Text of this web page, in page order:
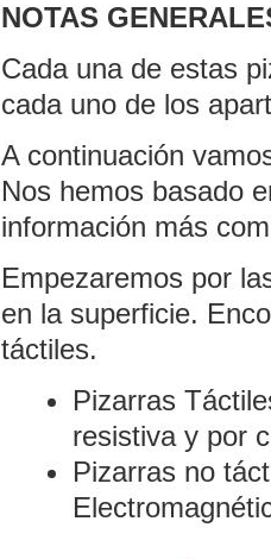
NOTAS
Cada una de estas
cada uno de los
A continuación
Nos hemos basado
información más
Empezaremos por
en la superficie.
táctiles.
Pizarras
resistiva y por
Pizarras no